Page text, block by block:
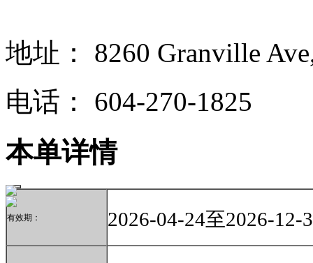
地址：
8260 Granville
电话：
604-270-1825
本单详情
有效期： 2026-04-24至2026-12-